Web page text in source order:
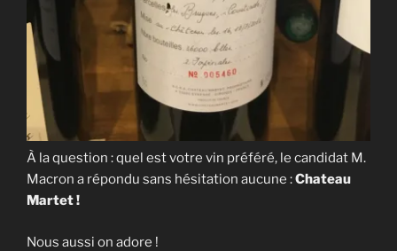
À la question : quel est votre vin préféré, le candidat M.
Macron a répondu sans hésitation aucune :Chateau
Martet !
Nous aussi on adore !